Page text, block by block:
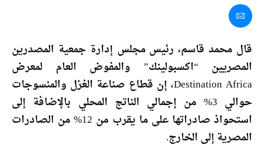
قال محمد قاسم، رئيس مجلس إدارة جمعية المصدرين
المصريين “اكسبولينك” والمفوض العام لمعرض
Destination Africa، إن قطاع صناعة الغزل والمنسوجات
حوالي 3% من إجمالي الناتج المحلي بالإضافة إلى
استحواذ صادراتها على ما يقرب من 12% من الصادرات
المصرية إلى الخارج.